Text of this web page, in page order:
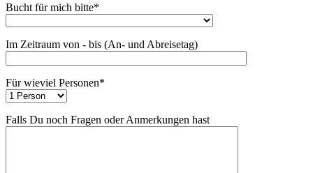
Bucht für mich bitte*
Im Zeitraum von - bis (An- und Abreisetag)
Für wieviel Personen*
Falls Du noch Fragen oder Anmerkungen hast